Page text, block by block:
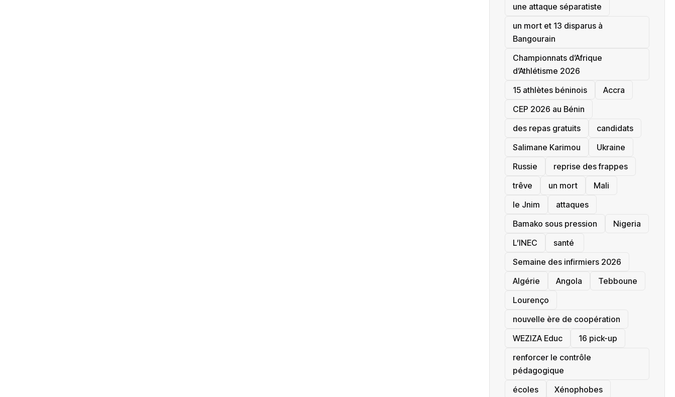
une attaque séparatiste
un mort et 13 disparus à
Bangourain
‎Championnats d’Afrique
d’Athlétisme 2026
15 athlètes béninois
Accra
‎CEP 2026 au Bénin
des repas gratuits
candidats
Salimane Karimou
Ukraine
Russie
reprise des frappes
trêve
un mort
Mali
le Jnim
attaques
Bamako sous pression
‎Nigeria
L’INEC
santé ‎
Semaine des infirmiers 2026
‎Algérie
Angola
Tebboune
Lourenço
nouvelle ère de coopération
‎WEZIZA Educ
16 pick-up
renforcer le contrôle
pédagogique
écoles
‎Xénophobes